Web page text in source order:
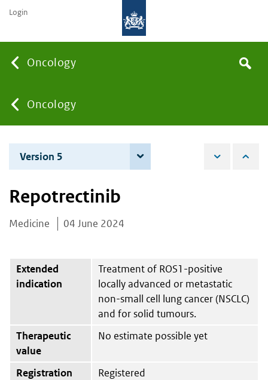
Oncology
You
are
here:
Oncology
the
Search
Login
Version 5
Repotrectinib
Medicine 04 June 2024
Extended
indication
Treatment of ROS1-positive
locally advanced or metastatic
non-small cell lung cancer (NSCLC)
and for solid tumours.
Therapeutic
value
No estimate possible yet
Registration
Registered